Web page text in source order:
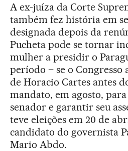
A ex-juíza da Corte
também fez história em
designada depois da
Pucheta pode se tornar
mulher a presidir o
período – se o Congresso
de Horacio Cartes antes
mandato, em agosto,
senador e garantir seu
teve eleições em 20 de
candidato do governista
Mario Abdo.